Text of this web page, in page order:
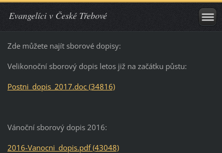
Evangelíci v České Třebové
Zde můžete najít sborové dopisy:
Velikonoční sborový dopis letos již na začátku půstu:
Postni_dopis_2017.doc (34816)
Vánoční sborový dopis 2016:
2016-Vanocni_dopis.pdf (43048)